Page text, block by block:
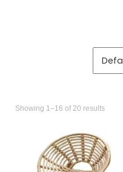
Showing 1–16 of 20 results